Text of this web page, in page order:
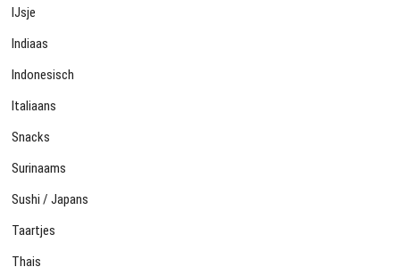
IJsje
Indiaas
Indonesisch
Italiaans
Snacks
Surinaams
Sushi / Japans
Taartjes
Thais